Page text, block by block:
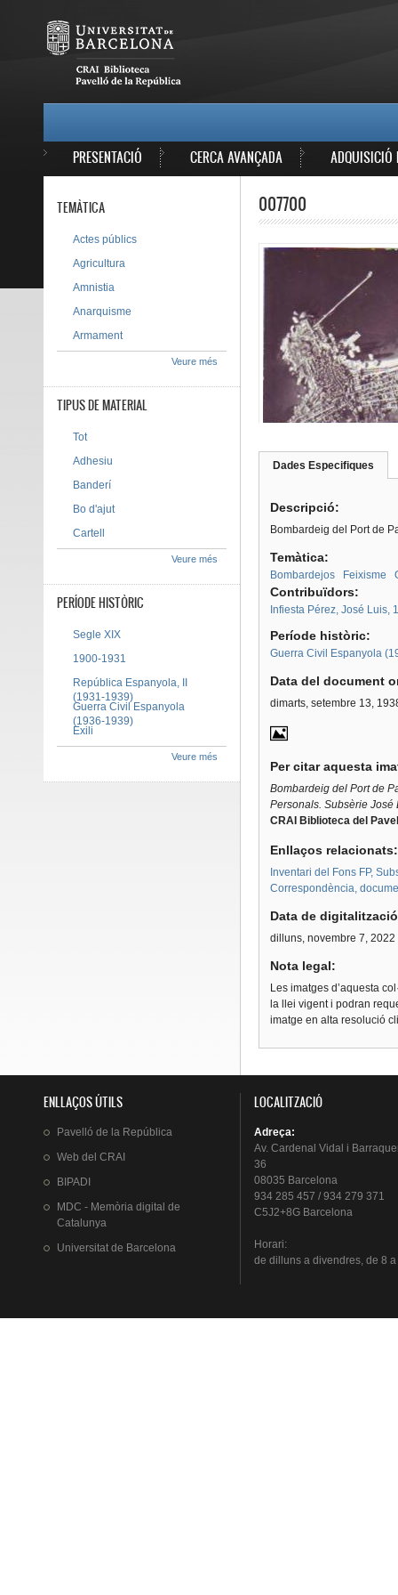
PRESENTACIÓ CERCA AVANÇADA ADQUISICIÓ
007700
Dades Especifiques
Descripció:
Bombardeig del Port de
Temàtica:
Bombardejos Feixisme
Contribuïdors:
Infiesta Pérez, José Luis,
Període històric:
Guerra Civil Espanyola
Data del document
dimarts, setembre 13,
Per citar aquesta
Bombardeig del Port de
Personals. SubsèrieJosé
CRAI Biblioteca del
Enllaços
Inventari del Fons FP,
Correspondència,
Data de
dilluns, novembre 7, 2022
Nota legal:
Les imatges d’aquesta
la llei vigent i podran
imatge en alta resolució
TEMÀTICA
Actes públics
Agricultura
Amnistia
Anarquisme
Armament
Veure més
TIPUS DE MATERIAL
Tot
Adhesiu
Banderí
Bo d'ajut
Cartell
Veure més
PERÍODE HISTÒRIC
Segle XIX
1900-1931
República Espanyola, II
(1931-1939)
Guerra Civil Espanyola
(1936-1939)
Exili
Veure més
ENLLAÇOS ÚTILS
Pavelló de la República
Web del CRAI
BIPADI
MDC - Memòria digital de
Catalunya
Universitat de Barcelona
LOCALITZACIÓ
Adreça:
Av. Cardenal Vidal i
36
08035 Barcelona
934 285 457 / 934 279 371
C5J2+8G Barcelona
Horari:
de dillunsa divendres, de 8